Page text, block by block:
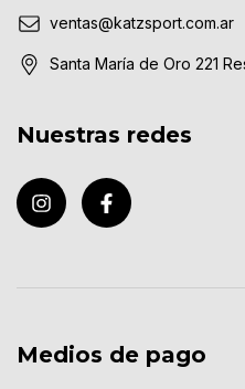
ventas@katzsport.com.ar
Santa María de Oro 221
Nuestras redes
Medios de pago